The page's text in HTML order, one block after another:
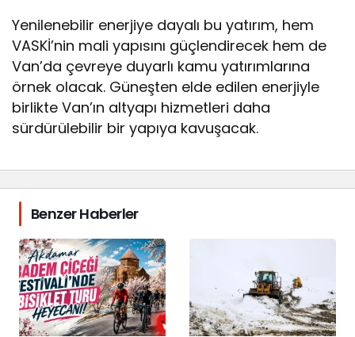
Yenilenebilir enerjiye dayalı bu yatırım, hem
VASKİ’nin mali yapısını güçlendirecek hem de
Van’da çevreye duyarlı kamu yatırımlarına
örnek olacak. Güneşten elde edilen enerjiyle
birlikte Van’ın altyapı hizmetleri daha
sürdürülebilir bir yapıya kavuşacak.
Benzer Haberler